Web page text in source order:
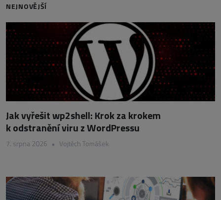
NEJNOVĚJŠÍ
Jak vyřešit wp2shell: Krok za krokem
k odstranění viru z WordPressu
7. srpna 2026 • Vojtěch Tomášek